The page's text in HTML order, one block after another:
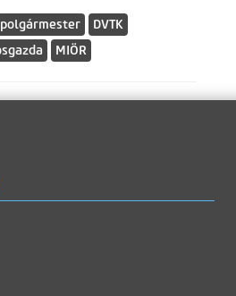
polgármester
DVTK
MIÖR